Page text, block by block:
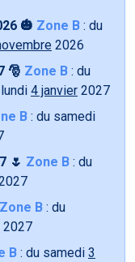
🎃 Zone B : du
2026
🎅 Zone B : du
4 janvier 2027
B : du samedi
🌷 Zone B : du
Zone B : du
2027
B : du samedi 3